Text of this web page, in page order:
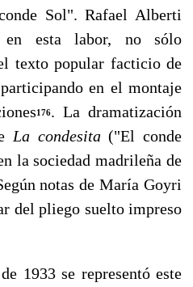
Sol". Rafael Alberti
en esta la­bor, no sólo
texto popular facticio de
en el montaje
176. La dramatización
La condesita("El conde
la sociedad madrileña de
notas de María Goyri
del pliego suelto impreso
se representó este